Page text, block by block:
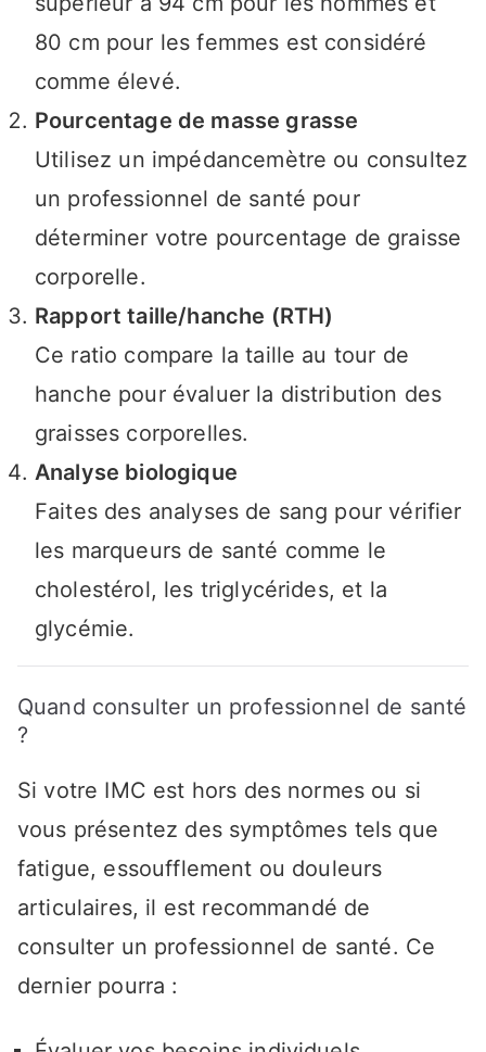
80 cm pour les femmes est considéré
comme élevé.
Pourcentage de masse grasse
Utilisez un impédancemètre ou consultez
un professionnel de santé pour
déterminer votre pourcentage de graisse
corporelle.
Rapport taille/hanche (RTH)
Ce ratio compare la taille au tour de
hanche pour évaluer la distribution des
graisses corporelles.
Analyse biologique
Faites des analyses de sang pour vérifier
les marqueurs de santé comme le
cholestérol, les triglycérides, et la
glycémie.
Quand consulter un professionnel de santé
?
Si votre IMC est hors des normes ou si
vous présentez des symptômes tels que
fatigue, essoufflement ou douleurs
articulaires, il est recommandé de
consulter un professionnel de santé. Ce
dernier pourra :